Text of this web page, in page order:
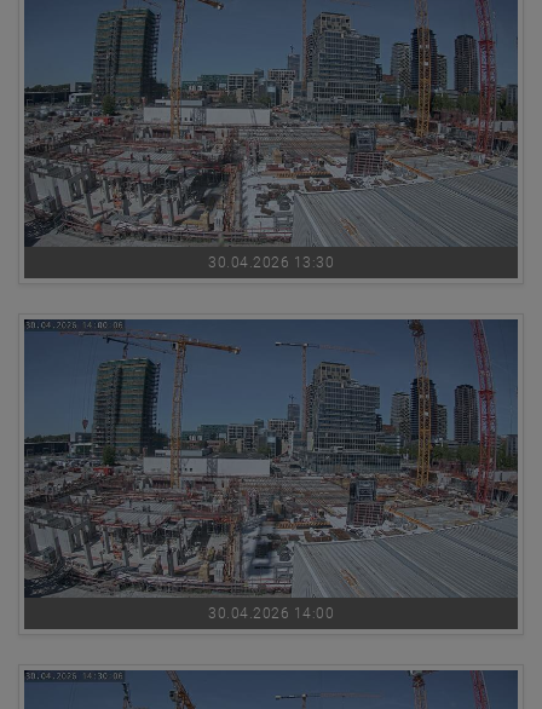
30.04.2026 13:30
30.04.2026 14:00